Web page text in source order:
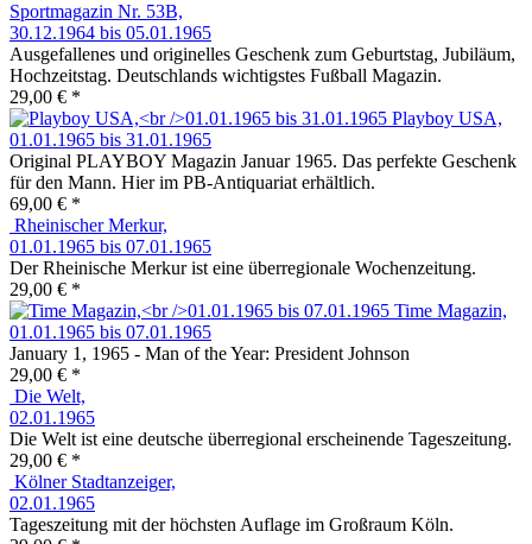
Sportmagazin Nr. 53B,
30.12.1964 bis 05.01.1965
Ausgefallenes und originelles Geschenk zum Geburtstag, Jubiläum,
Hochzeitstag. Deutschlands wichtigstes Fußball Magazin.
29,00 € *
Playboy USA,
01.01.1965 bis 31.01.1965
Original PLAYBOY Magazin Januar 1965. Das perfekte Geschenk
für den Mann. Hier im PB-Antiquariat erhältlich.
69,00 € *
Rheinischer Merkur,
01.01.1965 bis 07.01.1965
Der Rheinische Merkur ist eine überregionale Wochenzeitung.
29,00 € *
Time Magazin,
01.01.1965 bis 07.01.1965
January 1, 1965 - Man of the Year: President Johnson
29,00 € *
Die Welt,
02.01.1965
Die Welt ist eine deutsche überregional erscheinende Tageszeitung.
29,00 € *
Kölner Stadtanzeiger,
02.01.1965
Tageszeitung mit der höchsten Auflage im Großraum Köln.